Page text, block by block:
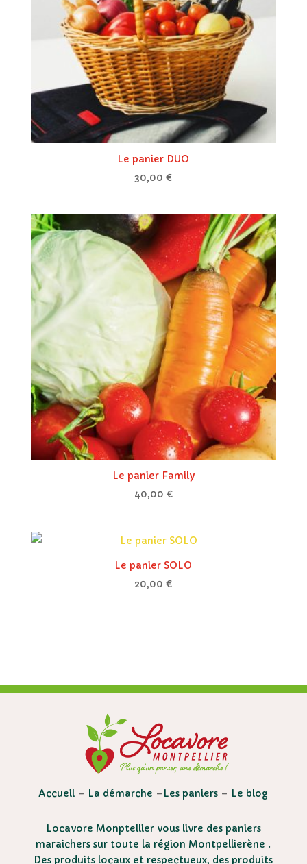
Le panier DUO
30,00€
Le panier Family
40,00 €
Le panier SOLO
20,00€
Accueil – La démarche – Les paniers – Le blog
Locavore Monptellier vous livre des paniers
maraichers sur toute la région Montpellierène .
Des produits locaux et respectueux, des produits